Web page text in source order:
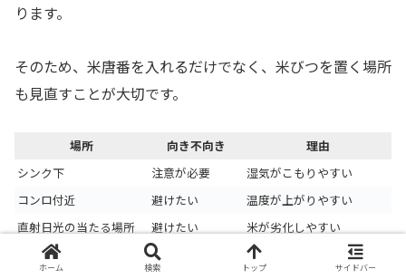
ります。
そのため、米唐番を入れるだけでなく、米びつを置く場所
も見直すことが大切です。
場所 向き不向き
理由
シンク下
注意が必要
湿気がこもりやすい
コンロ付近
避けたい
温度が上がりやすい
直射日光の当たる場所
避けたい
米が劣化しやすい
冷暗所
向いている
温度変化が少ない
ホーム 検索 トップ サイドバー